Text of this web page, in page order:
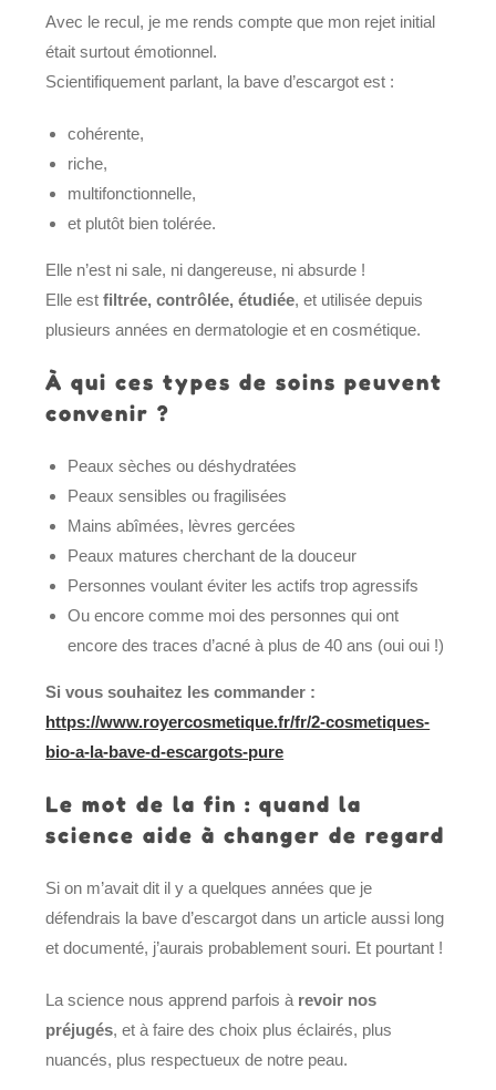
Avec le recul, je me rends compte que mon rejet initial
était surtout émotionnel.
Scientifiquement parlant, la bave d’escargot est :
cohérente,
riche,
multifonctionnelle,
et plutôt bien tolérée.
Elle n’est ni sale, ni dangereuse, ni absurde !
Elle estfiltrée, contrôlée, étudiée, et utilisée depuis
plusieurs années en dermatologie et en cosmétique.
À qui ces types de soins peuvent
convenir ?
Peaux sèches ou déshydratées
Peaux sensibles ou fragilisées
Mains abîmées, lèvres gercées
Peaux matures cherchant de la douceur
Personnes voulant éviter les actifs trop agressifs
Ou encore comme moi des personnes qui ont
encore des traces d’acné à plus de 40 ans (oui oui !)
Si vous souhaitez les commander :
https://www.royercosmetique.fr/fr/2-cosmetiques-
bio-a-la-bave-d-escargots-pure
Le mot de la fin : quand la
science aide à changer de regard
Si on m’avait dit il y a quelques années que je
défendrais la bave d’escargot dans un article aussi long
et documenté, j’aurais probablement souri. Et pourtant !
La science nous apprend parfois à revoir nos
préjugés, et à faire des choix plus éclairés, plus
nuancés, plus respectueux de notre peau.